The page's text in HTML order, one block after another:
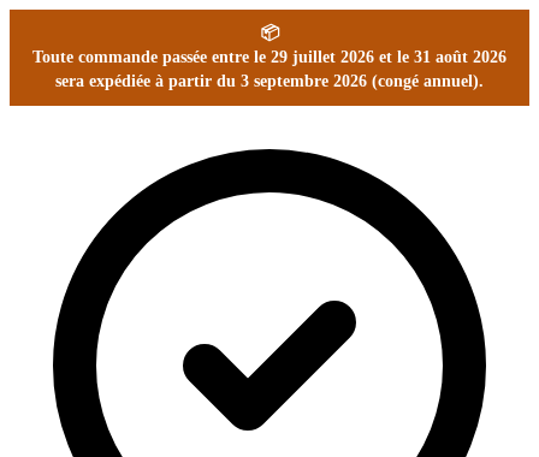
📦
Toute commande passée entre le 29 juillet 2026 et le 31 août 2026
sera expédiée à partir du 3 septembre 2026 (congé annuel).